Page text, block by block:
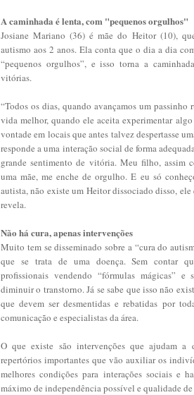
A caminhada é lenta, com "pequenos orgulhos"
Josiane Mariano (36) é mãe do Heitor (10),
autismo aos 2 anos. Ela conta que o dia a dia
“pequenos orgulhos”, e isso torna a
vitórias.
“Todos os dias, quando avançamos um passinho
vida melhor, quando ele aceita experimentar
vontade em locais que antes talvez despertasse
responde a uma interação social de forma
grande sentimento de vitória. Meu filho, assim
uma mãe, me enche de orgulho. E eu só
autista, não existe um Heitor dissociado disso, ele
revela.
Não há cura, apenas intervenções
Muito tem se disseminado sobre a “cura do
que se trata de uma doença. Sem contar
profissionais vendendo “fórmulas mágicas” e
diminuir o transtorno. Já se sabe que isso não
que devem ser desmentidas e rebatidas por
comunicação e especialistas da área.
O que existe são intervenções que ajudam a
repertórios importantes que vão auxiliar os
melhores condições para interações sociais e
máximo de independência possível e qualidade